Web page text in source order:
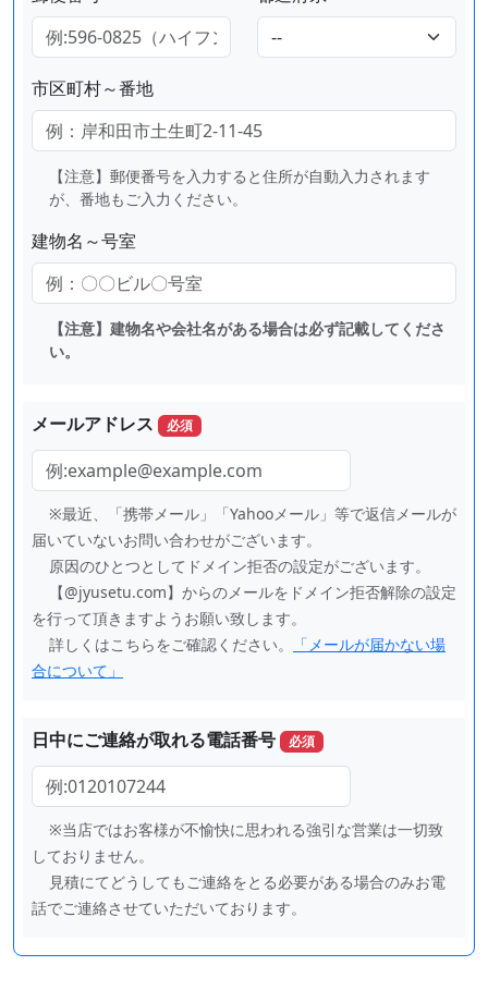
市区町村～番地
【注意】郵便番号を入力すると住所が自動入力されます
が、番地もご入力ください。
建物名～号室
【注意】建物名や会社名がある場合は必ず記載してくださ
い。
メールアドレス 必須
※最近、「携帯メール」「Yahooメール」等で返信メールが
届いていないお問い合わせがございます。
原因のひとつとしてドメイン拒否の設定がございます。
【@jyusetu.com】からのメールをドメイン拒否解除の設定
を行って頂きますようお願い致します。
詳しくはこちらをご確認ください。
「メールが届かない場
合について」
日中にご連絡が取れる電話番号 必須
※当店ではお客様が不愉快に思われる強引な営業は一切致
しておりません。
見積にてどうしてもご連絡をとる必要がある場合のみお電
話でご連絡させていただいております。